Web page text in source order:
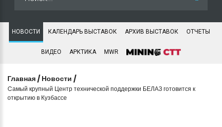
НОВОСТИ КАЛЕНДАРЬ ВЫСТАВОК АРХИВ ВЫСТАВОК ОТЧЕТЫ
ВИДЕО АРКТИКА MWR
Главная / Новости /
Cамый крупный Центр технической поддержки БЕЛАЗ готовится к
открытию в Кузбассе